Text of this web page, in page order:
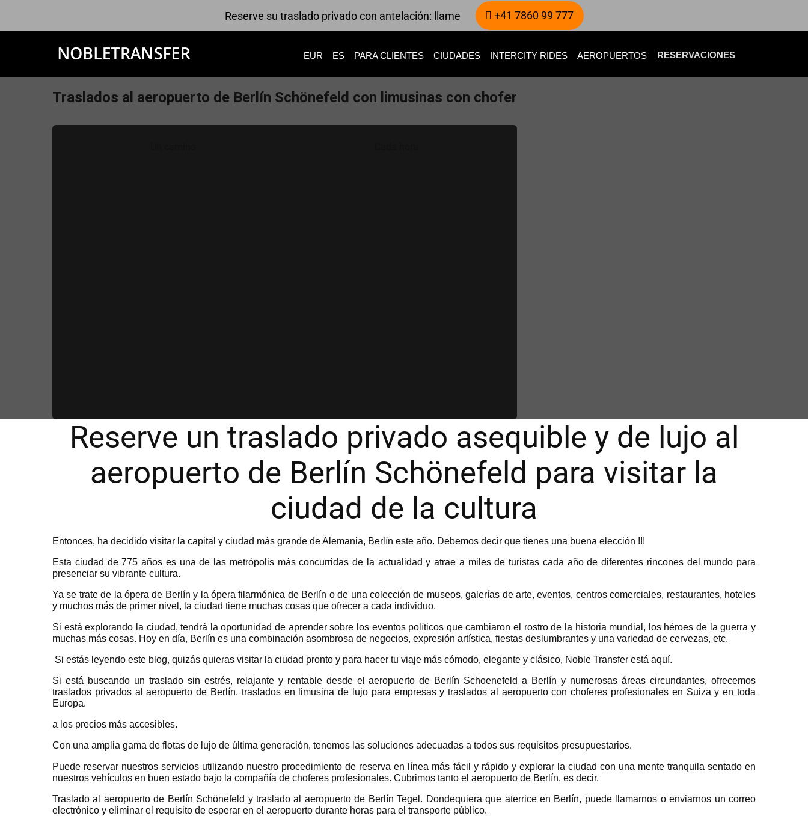
Reserve su traslado privado con antelación: llame +41 7860 99 777
EUR ES PARA CLIENTES CIUDADES INTERCITY RIDES AEROPUERTOS RESERVACIONES
Traslados al aeropuerto de Berlín Schönefeld con limusinas con chofer
Reserve un traslado privado asequible y de lujo al
aeropuerto de Berlín Schönefeld para visitar la
ciudad de la cultura
Entonces, ha decidido visitar la capital y ciudad más grande de Alemania, Berlín este año. Debemos decir que tienes una buena elección !!!
Esta ciudad de 775 años es una de las metrópolis más concurridas de la actualidad y atrae a miles de turistas cada año de diferentes rincones del mundo para
presenciar su vibrante cultura.
Ya se trate de la ópera de Berlín y la ópera filarmónica de Berlín o de una colección de museos, galerías de arte, eventos, centros comerciales, restaurantes, hoteles
y muchos más de primer nivel, la ciudad tiene muchas cosas que ofrecer a cada individuo.
Si está explorando la ciudad, tendrá la oportunidad de aprender sobre los eventos políticos que cambiaron el rostro de la historia mundial, los héroes de la guerra y
muchas más cosas. Hoy en día, Berlín es una combinación asombrosa de negocios, expresión artística, fiestas deslumbrantes y una variedad de cervezas, etc.
Si estás leyendo este blog, quizás quieras visitar la ciudad pronto y para hacer tu viaje más cómodo, elegante y clásico, Noble Transfer está aquí.
Si está buscando un traslado sin estrés, relajante y rentable desde el aeropuerto de Berlín Schoenefeld a Berlín y numerosas áreas circundantes, ofrecemos
traslados privados al aeropuerto de Berlín, traslados en limusina de lujo para empresas y traslados al aeropuerto con choferes profesionales en Suiza y en toda
Europa.
a los precios más accesibles.
Con una amplia gama de flotas de lujo de última generación, tenemos las soluciones adecuadas a todos sus requisitos presupuestarios.
Puede reservar nuestros servicios utilizando nuestro procedimiento de reserva en línea más fácil y rápido y explorar la ciudad con una mente tranquila sentado en
nuestros vehículos en buen estado bajo la compañía de choferes profesionales. Cubrimos tanto el aeropuerto de Berlín, es decir.
Traslado al aeropuerto de Berlín Schönefeld y traslado al aeropuerto de Berlín Tegel. Dondequiera que aterrice en Berlín, puede llamarnos o enviarnos un correo
electrónico y eliminar el requisito de esperar en el aeropuerto durante horas para el transporte público.